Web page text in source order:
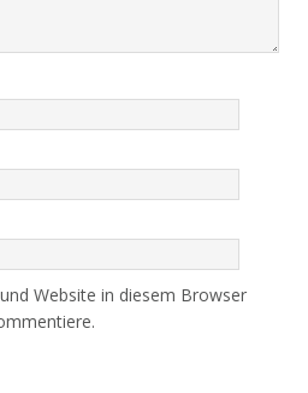
Website in diesem Browser